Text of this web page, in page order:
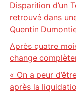
Disparition d’un
retrouvé dans
Quentin
Après quatre
change
« On a peur
après la